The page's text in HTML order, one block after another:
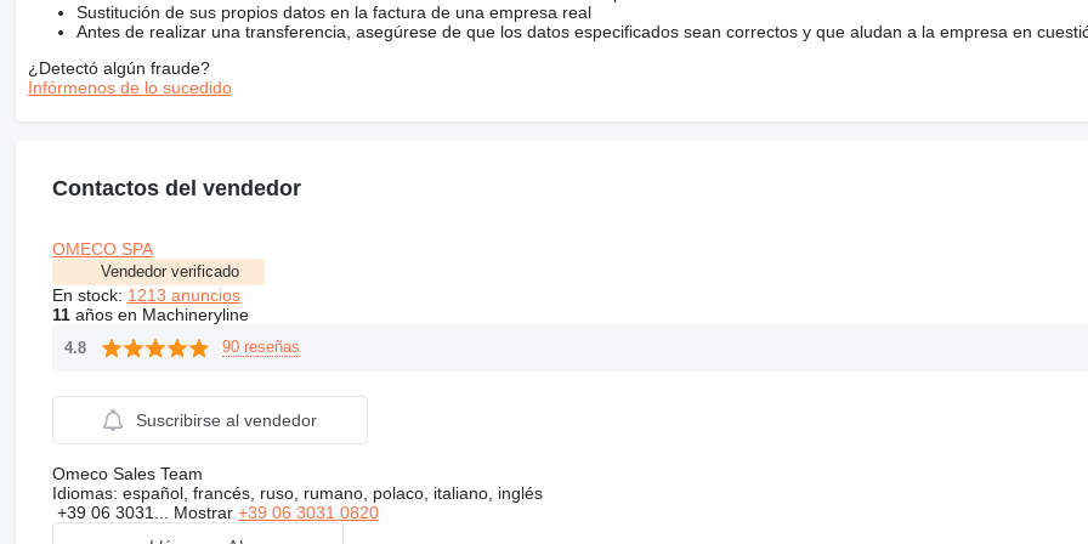
Sustitución de sus propios datos en la factura de una empresa real
Antes de realizar una transferencia, asegúrese de que los datos especificados sean correctos y que aludan a la empresa en
¿Detectó algún fraude?
Infórmenos de lo sucedido
Contactos del vendedor
OMECO SPA
Vendedor verificado
En stock: 1213 anuncios
11años en Machineryline
4.8 90 reseñas
Suscribirse al vendedor
Omeco Sales Team
Idiomas: español, francés, ruso, rumano, polaco, italiano, inglés
+39 06 3031... Mostrar +39 06 3031 0820